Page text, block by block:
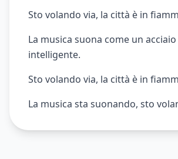
Sto volando via, la città è in
La musica suona come un
intelligente.
Sto volando via, la città è in
La musica sta suonando, sto